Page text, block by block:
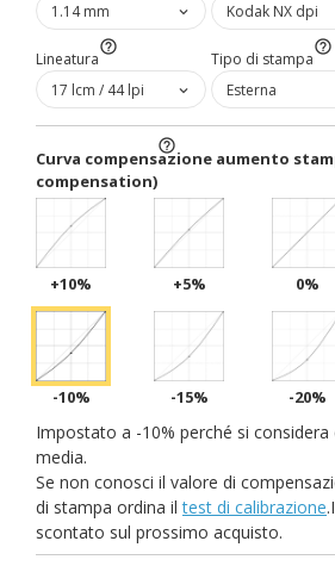
1.14 mm Kodak NX dpi
Lineatura
help_outline
17 lcm / 44 lpi
Tipo di stampa
help_outline
Esterna
Curva compensazione aumento
compensation)
help_outline
+10% +5% 0%
-10% -15% -20%
Impostato a -10% perché si
media.
Se non conosci il valore di
di stampa ordina iltest di calibrazione
scontato sul prossimo acquisto.